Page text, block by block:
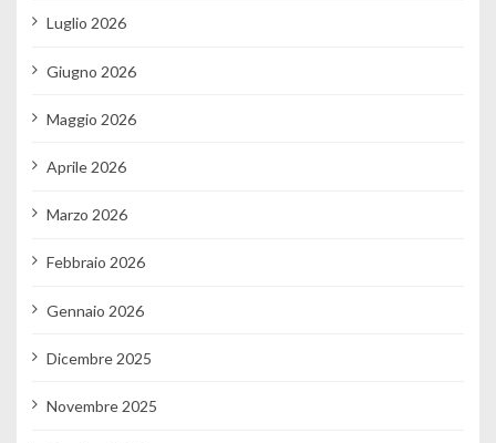
Luglio 2026
Giugno 2026
Maggio 2026
Aprile 2026
Marzo 2026
Febbraio 2026
Gennaio 2026
Dicembre 2025
Novembre 2025